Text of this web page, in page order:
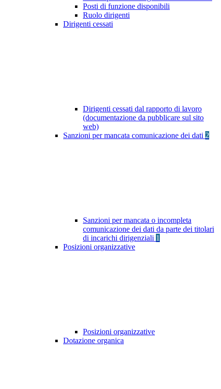
Posti di funzione disponibili
Ruolo dirigenti
Dirigenti cessati
Dirigenti cessati dal rapporto di lavoro
(documentazione da pubblicare sul sito
web)
Sanzioni per mancata comunicazione dei dati 2
Sanzioni per mancata o incompleta
comunicazione dei dati da parte dei titolari
di incarichi dirigenziali 1
Posizioni organizzative
Posizioni organizzative
Dotazione organica